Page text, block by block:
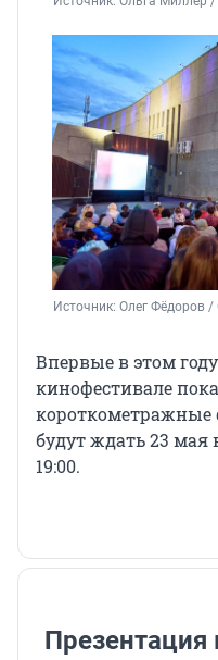
Источник: Олег Фёдоров /
Впервые в этом
кинофестивале
короткометражные
будут ждать 23
19:00.
Презентация